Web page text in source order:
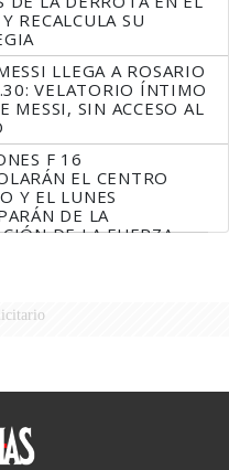
RECALCULA SU
LLEGA A ROSARIO
VELATORIO ÍNTIMO
MESSI, SIN ACCESO AL
F 16
EL CENTRO
Y EL LUNES
DE LA
DE LA FUERZA